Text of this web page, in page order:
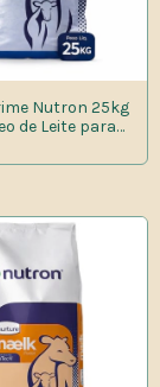
Nutron 25kg
de Leite para